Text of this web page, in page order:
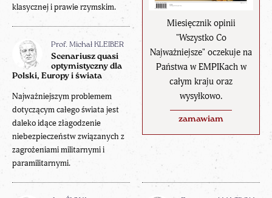
Miesięcznik opinii
"Wszystko Co
Najważniejsze" oczekuje na
Państwa w EMPIKach w
całym kraju oraz
wysyłkowo.
zamawiam
klasycznej i prawie rzymskim.
Prof. Michał KLEIBER
Scenariusz quasi
optymistyczny dla
Polski, Europy i świata
Najważniejszym problemem
dotyczącym całego świata jest
daleko idące złagodzenie
niebezpieczeństw związanych z
zagrożeniami militarnymi i
paramilitarnymi.